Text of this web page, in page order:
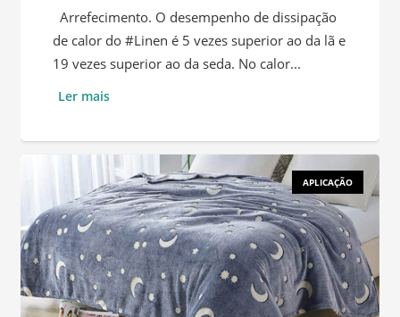
Arrefecimento. O desempenho de dissipação
de calor do #Linen é 5 vezes superior ao da lã e
19 vezes superior ao da seda. No calor...
Ler mais
APLICAÇÃO